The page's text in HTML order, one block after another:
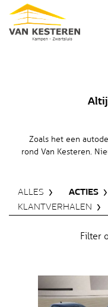
Zoals het een
rond Van Kesteren.
ALLES ACTIES
KLANTVERHALEN